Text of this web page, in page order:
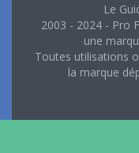
Le
2003 - 2024 - Pro
une
Toutes utilisations
la marque